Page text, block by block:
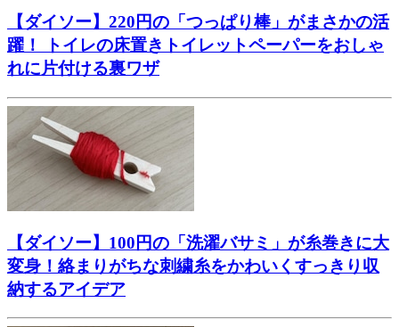
【ダイソー】220円の「つっぱり棒」がまさかの活
躍！ トイレの床置きトイレットペーパーをおしゃ
れに片付ける裏ワザ
【ダイソー】100円の「洗濯バサミ」が糸巻きに大
変身！絡まりがちな刺繍糸をかわいくすっきり収
納するアイデア